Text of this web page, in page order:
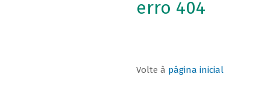
erro 404
Volte à página inicial